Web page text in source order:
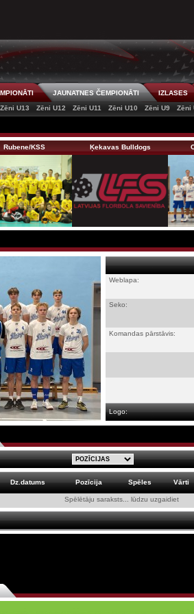
JAUNATNES ČEMPIONĀTI IZLASES
Zēni U13 Zēni U12 Zēni U11 Zēni U10 Zēni U9 Zēni
Rubene/KSS Ķekavas Bulldogs
Weblapa:
Seko:
Komandas pārstāvis:
Logo:
Dz.datums Pozīcija Spēles Vārti
Spēlētāju saraksts... lūdzu uzgaidiet